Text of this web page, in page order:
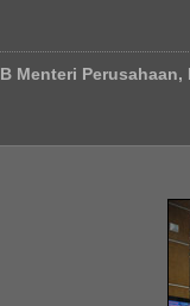
Menteri